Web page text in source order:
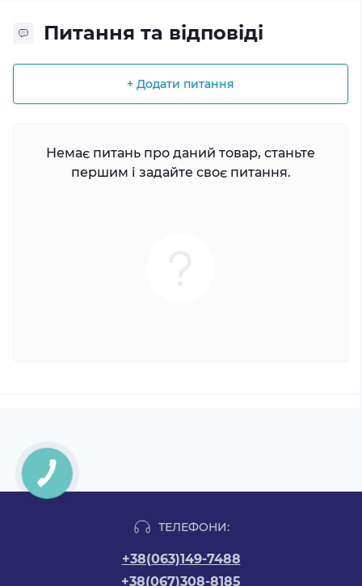
Питання та відповіді
+ Додати питання
Немає питань про даний товар, станьте
першим і задайте своє питання.
ТЕЛЕФОНИ:
+38(063)149-7488
+38(067)308-8185